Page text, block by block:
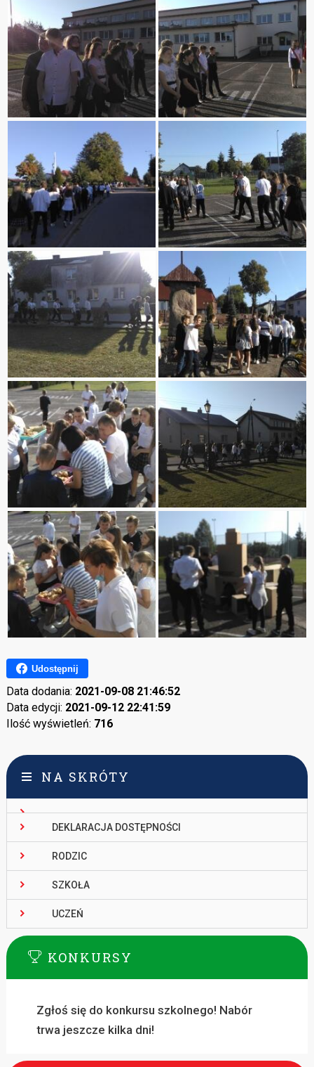
Udostępnij
Data dodania: 2021-09-08 21:46:52
Data edycji: 2021-09-12 22:41:59
Ilość wyświetleń: 716
NA SKRÓTY
DEKLARACJA DOSTĘPNOŚCI
RODZIC
SZKOŁA
UCZEŃ
KONKURSY
Zgłoś się do konkursu szkolnego! Nabór
trwa jeszcze kilka dni!